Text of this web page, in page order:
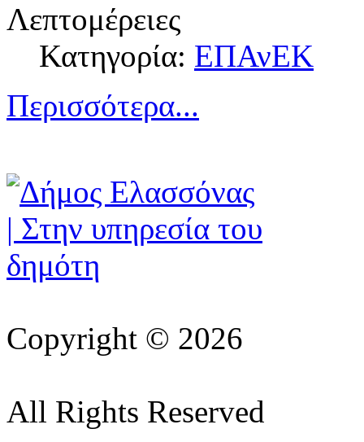
Λεπτομέρειες
Κατηγορία: ΕΠΑνΕΚ
Περισσότερα...
Copyright © 2026
All Rights Reserved